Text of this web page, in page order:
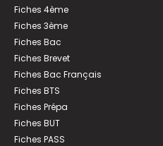
Fiches 4ème
Fiches 3ème
Fiches Bac
Fiches Brevet
Fiches Bac Français
Fiches BTS
Fiches Prépa
Fiches BUT
Fiches PASS